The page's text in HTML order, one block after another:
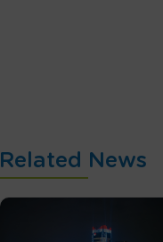
Related News